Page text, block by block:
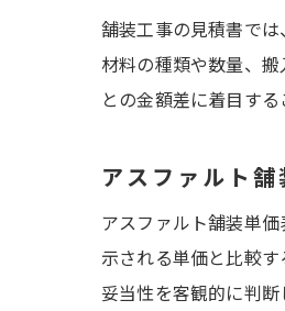
舗装工事の見積書で
材料の種類や数量、
との金額差に着目す
アスファルト
アスファルト舗装単
示される単価と比較
妥当性を客観的に判断